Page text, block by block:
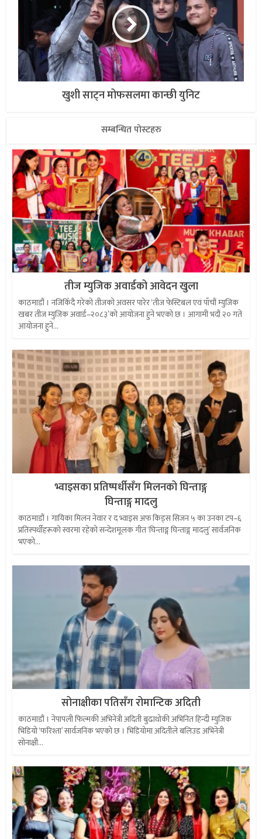
खुशी साट्न मोफसलमा कान्छी युनिट
सम्बन्धित पोस्टहरु
तीज म्युजिक अवार्डको आवेदन खुला
काठमाडौं । नजिकिँदै गरेको तीजको अवसर पारेर ‘तीज फेस्टिबल एवं पाँचौं म्युजिक
खबर तीज म्युजिक अवार्ड–२०८३’को आयोजना हुने भएको छ । आगामी भदौं २० गते
आयोजना हुने...
भ्वाइसका प्रतिष्पर्धीसँग मिलनको घिन्ताङ्ग
घिन्ताङ्ग मादलु
काठमाडौं । गायिका मिलन नेवार र द भ्वाइस अफ किड्स सिजन ५ का उनका टप–६
प्रतिस्पर्धीहरूको स्वरमा रहेको सन्देशमूलक गीत ‘घिन्ताङ्ग घिन्ताङ्ग मादलु’ सार्वजनिक
भएको...
सोनाक्षीका पतिसँग रोमान्टिक अदिती
काठमाडौं । नेपापली फिल्मकी अभिनेत्री अदिती बुढाथोकी अभिनित हिन्दी म्युजिक
भिडियो ‘फरिश्ता’ सार्वजनिक भएको छ । भिडियोमा अदितीले बलिउड अभिनेत्री
सोनाक्षी...